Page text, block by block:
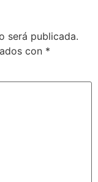
será publicada.
con *